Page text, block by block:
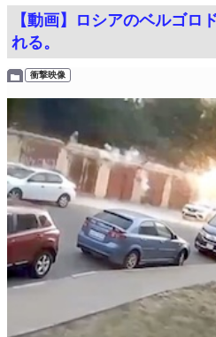
【動画】ロシアのベルゴロ
れる。
衝撃映像